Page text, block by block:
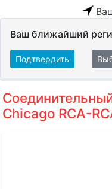
Ваш ближайший
Подтвердить
Chicago RCA-